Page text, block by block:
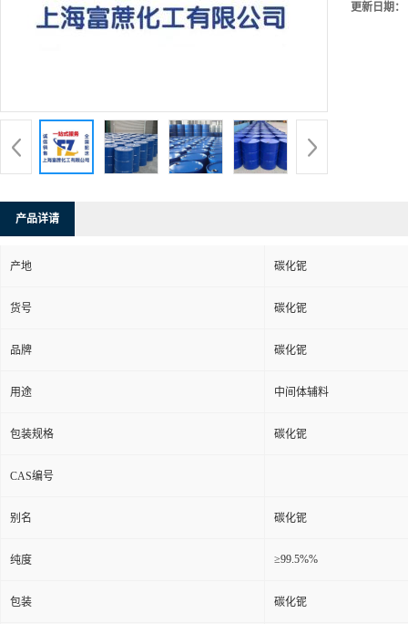
更新日期：
产品详请
产地 碳化铌
货号 碳化铌
品牌 碳化铌
用途 中间体辅料
包装规格 碳化铌
CAS编号
别名 碳化铌
纯度 ≥99.5%%
包装 碳化铌